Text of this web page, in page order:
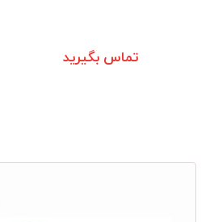
تماس بگیرید